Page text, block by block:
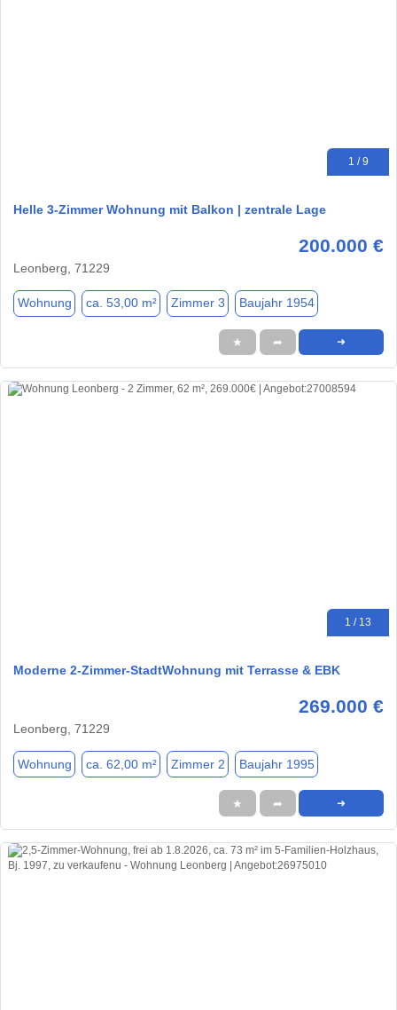
1 / 9
Helle 3-Zimmer Wohnung mit Balkon | zentrale Lage
200.000 €
Leonberg, 71229
Wohnung ca. 53,00 m² Zimmer 3 Baujahr 1954
★ ➦ ➜
1 / 13
Moderne 2-Zimmer-StadtWohnung mit Terrasse & EBK
269.000 €
Leonberg, 71229
Wohnung ca. 62,00 m² Zimmer 2 Baujahr 1995
★ ➦ ➜